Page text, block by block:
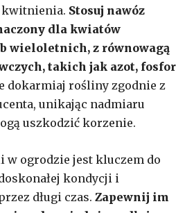
kwitnienia. Stosuj nawóz
dla kwiatów
wieloletnich, z równowagą
takich jak azot, fosfor
dokarmiaj rośliny zgodnie z
unikając nadmiaru
uszkodzić korzenie.
w ogrodzie jest kluczem do
kondycji i
długi czas. Zapewnij im